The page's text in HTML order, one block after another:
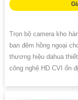
Trọn bộ camera kho
ban đêm hồng ngoại
thương hiệu dahua
công nghệ HD CVI ổn